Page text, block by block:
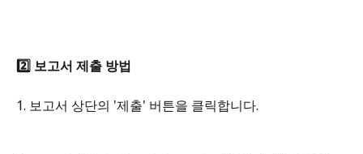
2️⃣ 보고서 제출 방법
1. 보고서 상단의 '제출' 버튼을 클릭합니다.